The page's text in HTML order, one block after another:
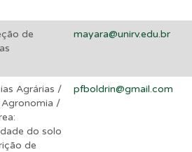
de
mayara@unirv.edu.br
Agrárias /
Agronomia /
do solo
de
pfboldrin@gmail.com